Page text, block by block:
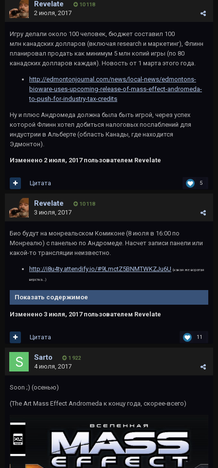
Revelate 10 118
2 июля, 2017
Игру делали около 100 человек, бюджет составил 100
млн канадских долларов (включая research и маркетинг), Флинн
планировал продать как минимум 5 млн копий игры (по 80
канадских долларов каждая). Новость от 1 марта этого года.
http://edmontonjournal.com/news/local-news/edmontons-
bioware-uses-upcoming-release-of-mass-effect-andromeda-
to-push-for-industry-tax-credits
Ну и плюс Андромеда должна была быть игрой, через успех
которой Флинн хотел добиться налоговых послаблений для
индустрии в Альберте (область Канады, где находится
Эдмонтон).
Изменено 2 июля, 2017пользователем Revelate
5
Цитата
Revelate 10 118
3 июля, 2017
Био будут на монреальском Комиконе (8 июля в 16:00 по
Монреалю) с панелью по Андромеде. Насчет записи панели или
какой-то трансляции неизвестно.
http://i8u4ty.attendify.io/#9LmctZ5BNMTWKZJu6U (какая же всратая
верстка...)
Показать содержимое
Изменено 3 июля, 2017пользователем Revelate
11
Цитата
Sarto 1 922
4 июля, 2017
Soon ;) (осенью)
(The Art Mass Effect Andromeda к концу года, скорее-всего)